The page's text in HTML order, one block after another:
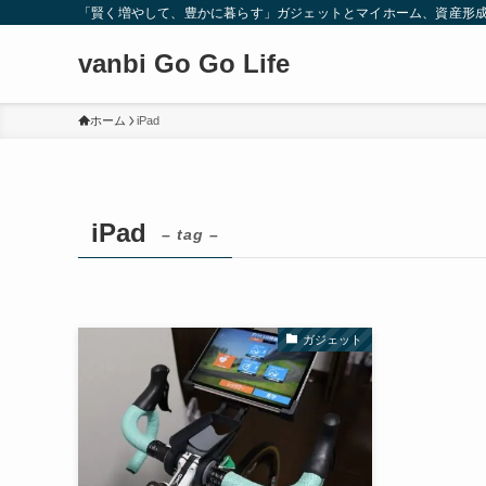
「賢く増やして、豊かに暮らす」ガジェットとマイホーム、資産形成
vanbi Go Go Life
ホーム iPad
iPad – tag –
ガジェット